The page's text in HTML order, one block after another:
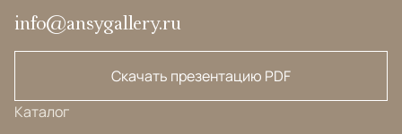
info@ansygallery.ru
Скачать презентацию PDF
Каталог